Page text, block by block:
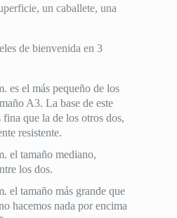
un caballete, una
de bienvenida en 3
es el más pequeño de los
A3. La base de este
fina que la de los otros dos,
resistente.
el tamaño mediano,
los dos.
el tamaño más grande que
hacemos nada por encima